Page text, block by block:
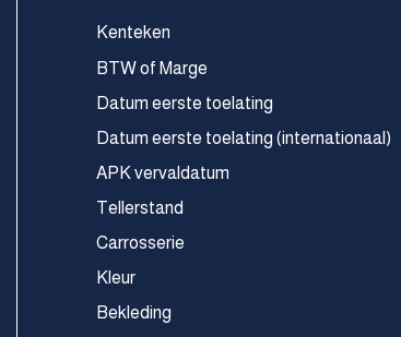
Kenteken
BTW of Marge
Datum eerste toelating
Datum eerste toelating (internationaal)
APK vervaldatum
Tellerstand
Carrosserie
Kleur
Bekleding